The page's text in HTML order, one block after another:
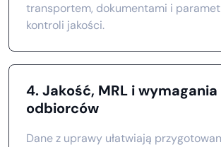
transportem, dokumentami i
kontroli jakości.
4. Jakość, MRL i wymagania
odbiorców
Dane z uprawy ułatwiają